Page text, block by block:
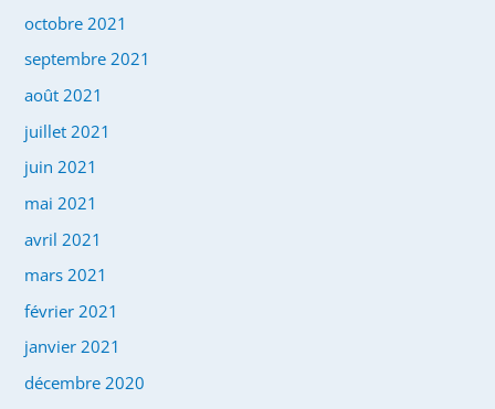
octobre 2021
septembre 2021
août 2021
juillet 2021
juin 2021
mai 2021
avril 2021
mars 2021
février 2021
janvier 2021
décembre 2020